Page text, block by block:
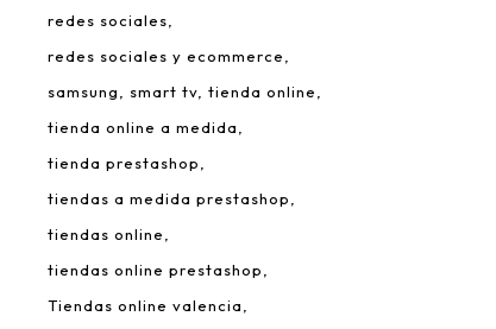
redes sociales
redes sociales y ecommerce
samsung
smart tv tienda online
tienda online a medida
tienda prestashop
tiendas a medida prestashop
tiendas online
tiendas online prestashop
Tiendas online valencia